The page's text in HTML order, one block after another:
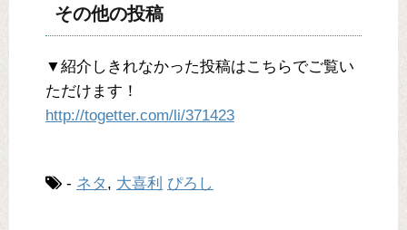
その他の投稿
▼紹介しきれなかった投稿はこちらでご覧い
ただけます！
http://togetter.com/li/371423
- ネタ , 大喜利 ぴろし